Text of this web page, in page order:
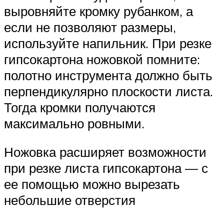
выровняйте кромку рубанком, а
если не позволяют размеры,
используйте напильник. При резке
гипсокартона ножовкой помните:
полотно инструмента должно быть
перпендикулярно плоскости листа.
Тогда кромки получаются
максимально ровными.
Ножовка расширяет возможности
при резке листа гипсокартона — с
ее помощью можно вырезать
небольшие отверстия